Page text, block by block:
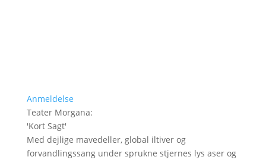
Anmeldelse
Teater Morgana:
'Kort Sagt'
Med dejlige mavedeller, global iltiver og
forvandlingssang under sprukne stjernes lys aser og